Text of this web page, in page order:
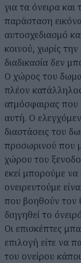
για τα όνειρα και
παράσταση
αυτοσχεδιασμό
κοινού, χωρίς
διαδικασία δεν
Ο χώρος του
πλέον
ατμόσφαιρας που
αυτή. Ο
διαστάσεις του
προσωρινού που
χώρου του
εκεί μπορούμε
ονειρευτούμε
που βοηθούν τον
διηγηθεί το
Οι επισκέπτες
επιλογή είτε να
του ονείρου